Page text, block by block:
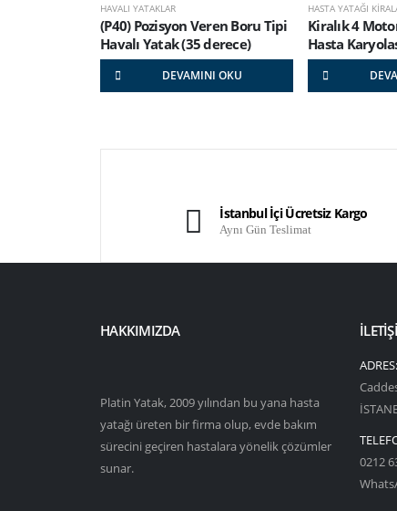
HAVALI YATAKLAR
(P40) Pozisyon Veren Boru Tipi
Havalı Yatak (35 derece)
DEVAMINI OKU
HASTA YATAĞI
Kiralık 4
Hasta
İstanbul İçi Ücretsiz Kargo
Aynı Gün Teslimat
HAKKIMIZDA
Platin Yatak, 2009 yılından bu yana hasta
yatağı üreten bir firma olup, evde bakım
sürecini geçiren hastalara yönelik çözümler
sunar.
ADRES:
0212